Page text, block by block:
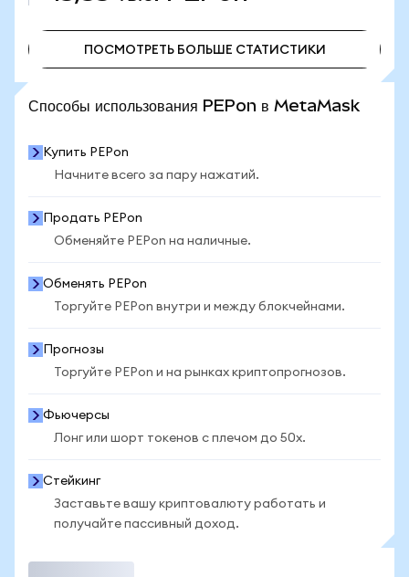
ПОСМОТРЕТЬ БОЛЬШЕ СТАТИСТИКИ
Способы использования PEPon в MetaMask
Купить PEPon
Начните всего за пару нажатий.
Продать PEPon
Обменяйте PEPon на наличные.
Обменять PEPon
Торгуйте PEPon внутри и между блокчейнами.
Прогнозы
Торгуйте PEPon и на рынках криптопрогнозов.
Фьючерсы
Лонг или шорт токенов с плечом до 50x.
Стейкинг
Заставьте вашу криптовалюту работать и
получайте пассивный доход.